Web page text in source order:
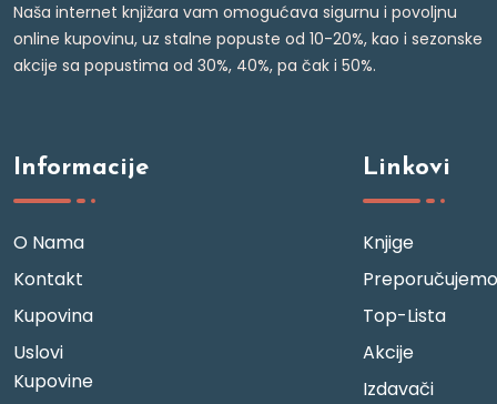
Naša internet knjižara vam omogućava sigurnu i povoljnu
online kupovinu, uz stalne popuste od 10-20%, kao i sezonske
akcije sa popustima od 30%, 40%, pa čak i 50%.
Informacije
O Nama
Kontakt
Kupovina
Uslovi
Kupovine
Linkovi
Knjige
Preporučujemo
Top-Lista
Akcije
Izdavači